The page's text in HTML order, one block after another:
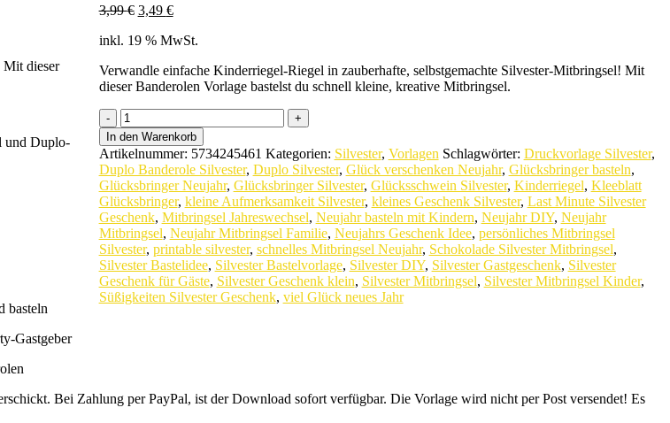
3,99€ Ursprünglicher
war:
3,49 €Aktueller
ist:
inkl. 19 % MwSt.
Verwandle einfache Kinderriegel-Riegel in zauberhafte, selbstgemachte Silvester-Mitbringsel! Mit
dieser Banderolen Vorlage bastelst du schnell kleine, kreative Mitbringsel.
Kinderriegel
Banderole
-
Vorlage
mit
Silvesterfiguren
zum
Ausdrucken
quantity
In den Warenkorb
Artikelnummer: 5734245461 Kategorien: Silvester, Vorlagen Schlagwörter: Druckvorlage Silvester,
Duplo Banderole Silvester, Duplo Silvester, Glück verschenken Neujahr, Glücksbringer basteln,
Glücksbringer Neujahr, Glücksbringer Silvester, Glücksschwein Silvester, Kinderriegel, Kleeblatt
Glücksbringer, kleine Aufmerksamkeit Silvester, kleines Geschenk Silvester, Last Minute Silvester
Geschenk, Mitbringsel Jahreswechsel, Neujahr basteln mit Kindern, Neujahr DIY, Neujahr
Mitbringsel, Neujahr Mitbringsel Familie, Neujahrs Geschenk Idee, persönliches Mitbringsel
Silvester, printable silvester, schnelles Mitbringsel Neujahr, Schokolade Silvester Mitbringsel,
Silvester Bastelidee, Silvester Bastelvorlage, Silvester DIY, Silvester Gastgeschenk, Silvester
Geschenk für Gäste, Silvester Geschenk klein, Silvester Mitbringsel, Silvester Mitbringsel Kinder,
Süßigkeiten Silvester Geschenk, viel Glück neues Jahr
Mit dieser
und Duplo-
basteln
Gastgeber
Bei Zahlung per PayPal, ist der Download sofort verfügbar. Die Vorlage wird nicht per Post versendet! Es